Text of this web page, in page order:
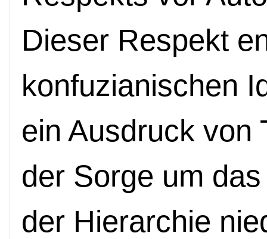
Dieser Respekt
konfuzianischen
ein Ausdruck von
der Sorge um
der Hierarchie